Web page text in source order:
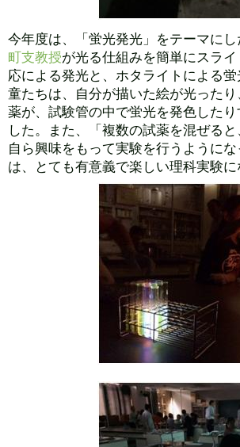
今年度は、「蛍光発光」をテーマに
町支教授が光る仕組みを簡単にスラ
応による発光と、ホタライトによる
童たちは、自分が描いた絵が光った
薬が、試験管の中で蛍光を発色した
した。また、「複数の試薬を混ぜる
自ら興味をもって実験を行うように
は、とても有意義で楽しい理科実験